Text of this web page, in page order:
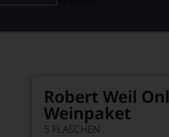
Robert Weil
Weinpaket
5 FLASCHEN